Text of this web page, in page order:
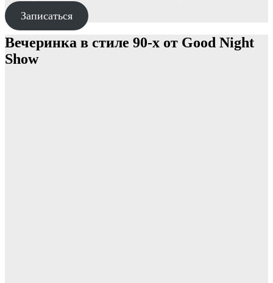
Записаться
Вечеринка в стиле 90-х от Good Night
Show